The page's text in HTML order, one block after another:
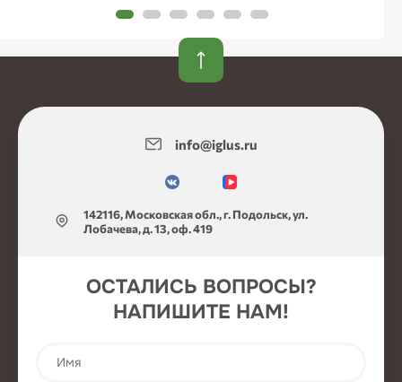
info@iglus.ru
142116, Московская обл., г. Подольск, ул.
Лобачева, д. 13, оф. 419
ОСТАЛИСЬ ВОПРОСЫ?
НАПИШИТЕ НАМ!